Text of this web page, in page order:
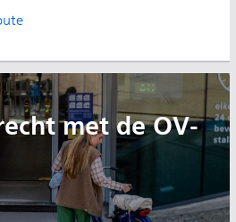
met de OV-